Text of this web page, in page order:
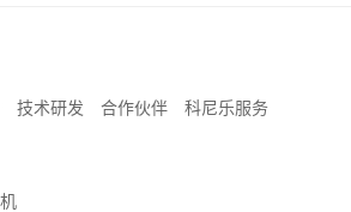
技术研发 合作伙伴 科尼乐服务